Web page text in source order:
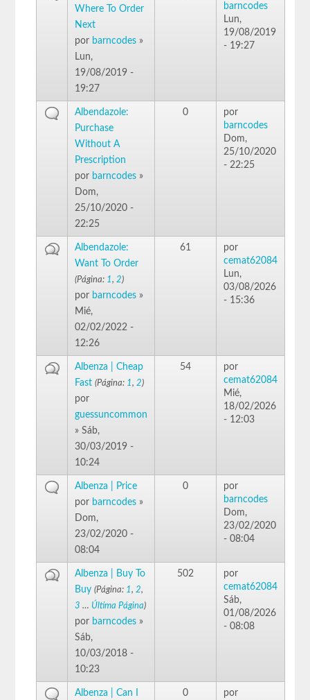
Where To Order
Next
por barncodes »
Lun,
19/08/2019 -
19:27
barncodes
Lun,
19/08/2019
- 19:27
Albendazole:
Purchase
Without A
Prescription
por barncodes »
Dom,
25/10/2020 -
22:25
0
por
barncodes
Dom,
25/10/2020
- 22:25
Albendazole:
Want To Order
(Página: 1, 2)
por barncodes »
Mié,
02/02/2022 -
12:26
61
por
cemat62084
Lun,
03/08/2026
- 15:36
Albenza | Cheap
Fast (Página: 1, 2)
por
guessuncommon
» Sáb,
30/03/2019 -
10:24
54
por
cemat62084
Mié,
18/02/2026
- 12:03
Albenza | Price
por barncodes »
Dom,
23/02/2020 -
08:04
0
por
barncodes
Dom,
23/02/2020
- 08:04
Albenza | Buy To
Buy (Página: 1, 2,
3 … Última Página)
por barncodes »
Sáb,
10/03/2018 -
10:23
502
por
cemat62084
Sáb,
01/08/2026
- 08:08
Albenza | Can I
0
por